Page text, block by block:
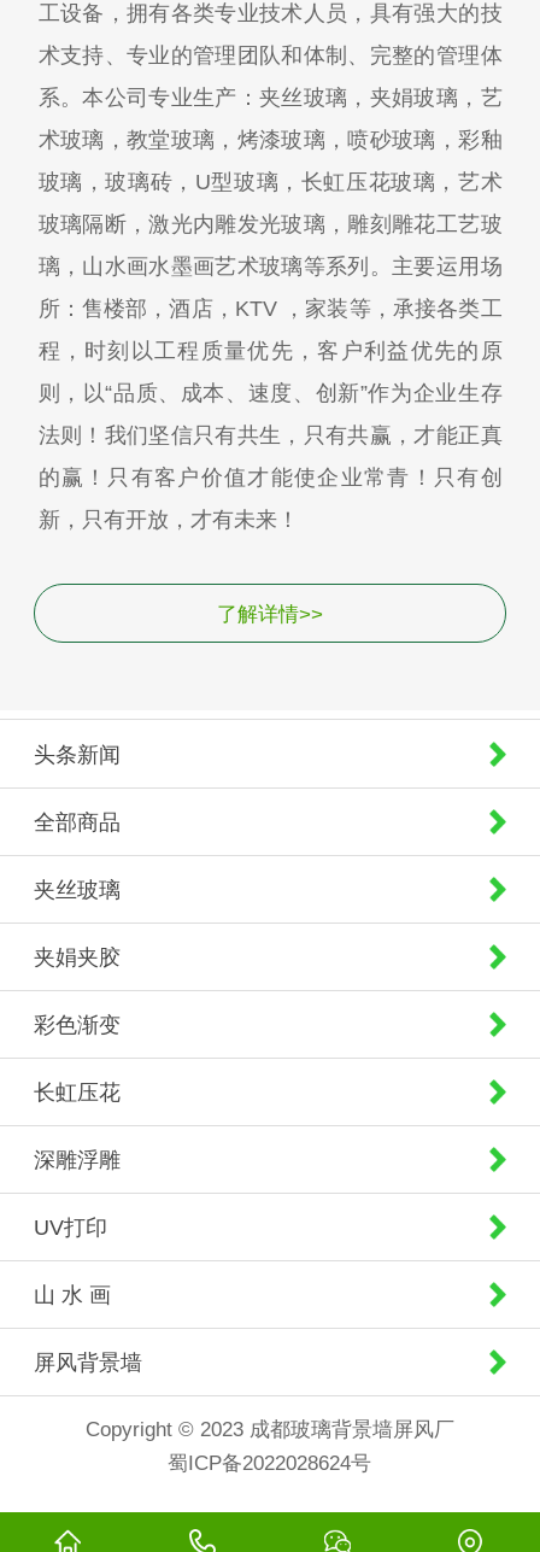
工设备，拥有各类专业技术人员，具有强大的技
术支持、专业的管理团队和体制、完整的管理体
系。本公司专业生产：夹丝玻璃，夹娟玻璃，艺
术玻璃，教堂玻璃，烤漆玻璃，喷砂玻璃，彩釉
玻璃，玻璃砖，U型玻璃，长虹压花玻璃，艺术
玻璃隔断，激光内雕发光玻璃，雕刻雕花工艺玻
璃，山水画水墨画艺术玻璃等系列。主要运用场
所：售楼部，酒店，KTV ，家装等，承接各类工
程，时刻以工程质量优先，客户利益优先的原
则，以“品质、成本、速度、创新”作为企业生存
法则！我们坚信只有共生，只有共赢，才能正真
的赢！只有客户价值才能使企业常青！只有创
新，只有开放，才有未来！
了解详情>>
头条新闻
全部商品
夹丝玻璃
夹娟夹胶
彩色渐变
长虹压花
深雕浮雕
UV打印
山 水 画
屏风背景墙
Copyright © 2023 成都玻璃背景墙屏风厂
蜀ICP备2022028624号